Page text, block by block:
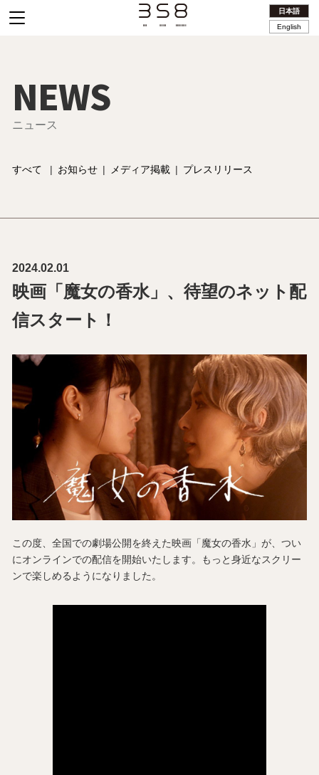
日本語
English
NEWS
ニュース
すべて | お知らせ | メディア掲載 | プレスリリース
2024.02.01
映画「魔女の香水」、待望のネット配
信スタート！
この度、全国での劇場公開を終えた映画「魔女の香水」が、つい
にオンラインでの配信を開始いたします。もっと身近なスクリー
ンで楽しめるようになりました。